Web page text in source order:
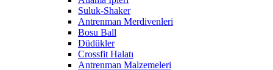
Suluk-Shaker
Antrenman Merdivenleri
Bosu Ball
Düdükler
Crossfit Halatı
Antrenman Malzemeleri